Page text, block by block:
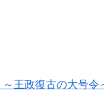
王政復古の大号